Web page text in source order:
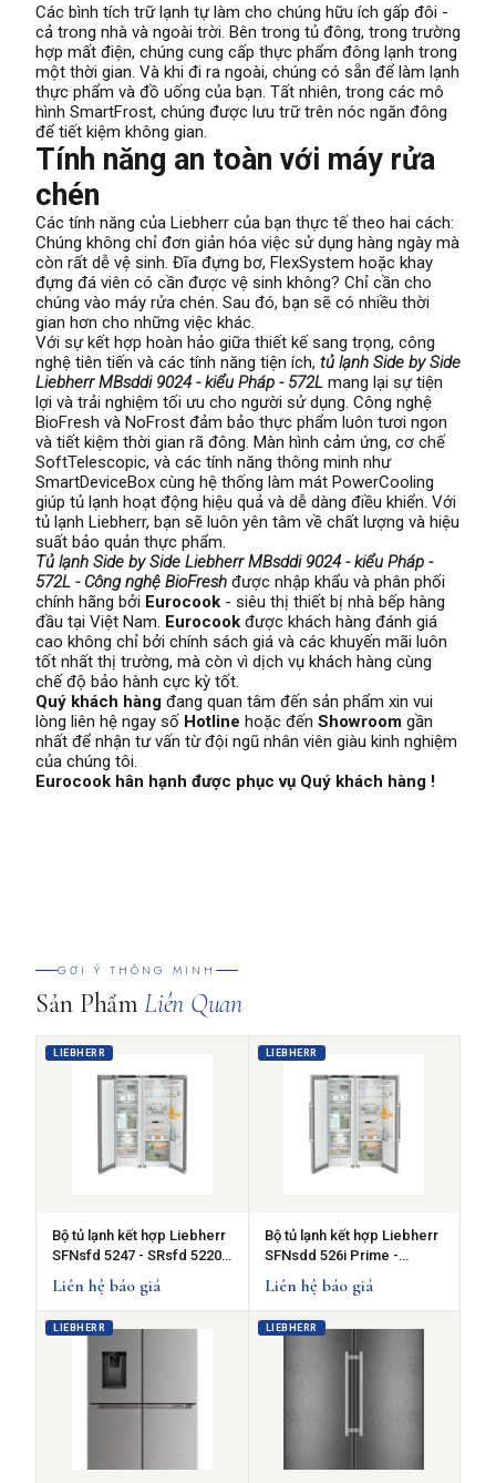
Các bình tích trữ lạnh tự làm cho chúng hữu ích gấp đôi -
cả trong nhà và ngoài trời. Bên trong tủ đông, trong trường
hợp mất điện, chúng cung cấp thực phẩm đông lạnh trong
một thời gian. Và khi đi ra ngoài, chúng có sẵn để làm lạnh
thực phẩm và đồ uống của bạn. Tất nhiên, trong các mô
hình SmartFrost, chúng được lưu trữ trên nóc ngăn đông
để tiết kiệm không gian.
Tính năng an toàn với máy rửa
chén
Các tính năng của Liebherr của bạn thực tế theo hai cách:
Chúng không chỉ đơn giản hóa việc sử dụng hàng ngày mà
còn rất dễ vệ sinh. Đĩa đựng bơ, FlexSystem hoặc khay
đựng đá viên có cần được vệ sinh không? Chỉ cần cho
chúng vào máy rửa chén. Sau đó, bạn sẽ có nhiều thời
gian hơn cho những việc khác.
Với sự kết hợp hoàn hảo giữa thiết kế sang trọng, công
nghệ tiên tiến và các tính năng tiện ích, tủ lạnh Side by Side
Liebherr MBsddi 9024 - kiểu Pháp - 572L mang lại sự tiện
lợi và trải nghiệm tối ưu cho người sử dụng. Công nghệ
BioFresh và NoFrost đảm bảo thực phẩm luôn tươi ngon
và tiết kiệm thời gian rã đông. Màn hình cảm ứng, cơ chế
SoftTelescopic, và các tính năng thông minh như
SmartDeviceBox cùng hệ thống làm mát PowerCooling
giúp tủ lạnh hoạt động hiệu quả và dễ dàng điều khiển. Với
tủ lạnh Liebherr, bạn sẽ luôn yên tâm về chất lượng và hiệu
suất bảo quản thực phẩm.
Tủ lạnh Side by Side Liebherr MBsddi 9024 - kiểu Pháp -
572L - Công nghệ BioFresh được nhập khẩu và phân phối
chính hãng bởi Eurocook - siêu thị thiết bị nhà bếp hàng
đầu tại Việt Nam. Eurocook được khách hàng đánh giá
cao không chỉ bởi chính sách giá và các khuyến mãi luôn
tốt nhất thị trường, mà còn vì dịch vụ khách hàng cùng
chế độ bảo hành cực kỳ tốt.
Quý khách hàng đang quan tâm đến sản phẩm xin vui
lòng liên hệ ngay số Hotline hoặc đến Showroom gần
nhất để nhận tư vấn từ đội ngũ nhân viên giàu kinh nghiệm
của chúng tôi.
Eurocook hân hạnh được phục vụ Quý khách hàng !
GỢI Ý THÔNG MINH
Sản PhẩmLiên Quan
LIEBHERR
Bộ tủ lạnh kết hợp Liebherr
SFNsfd 5247 - SRsfd 5220 -
Tay cầm lõm tinh tế
Liên hệ báo giá
LIEBHERR
Bộ tủ lạnh kết hợp Liebherr
SFNsdd 526i Prime -
SRsdd 5230 - Tay nắm
Slimline thanh lịch
Liên hệ báo giá
LIEBHERR LIEBHERR